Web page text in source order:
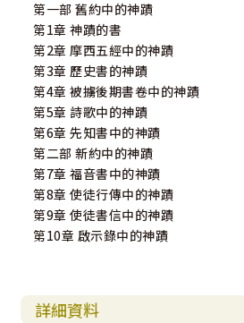
第一部 舊約中的神蹟
第1章 神蹟的書
第2章 摩西五經中的神蹟
第3章 歷史書的神蹟
第4章 被擄後期書卷中的神蹟
第5章 詩歌中的神蹟
第6章 先知書中的神蹟
第二部 新約中的神蹟
第7章 福音書中的神蹟
第8章 使徒行傳中的神蹟
第9章 使徒書信中的神蹟
第10章 啟示錄中的神蹟
詳細資料